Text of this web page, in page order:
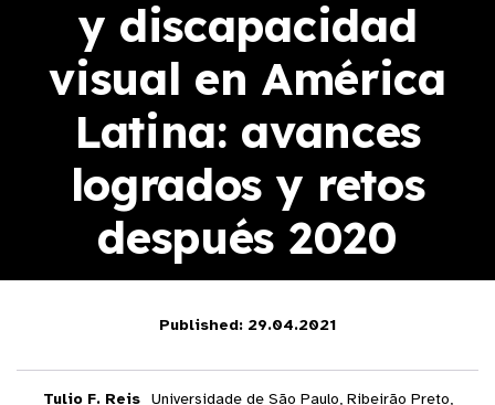
y discapacidad
visual en América
Latina: avances
logrados y retos
después 2020
Published: 29.04.2021
Tulio F. Reis
Universidade de São Paulo, Ribeirão Preto,